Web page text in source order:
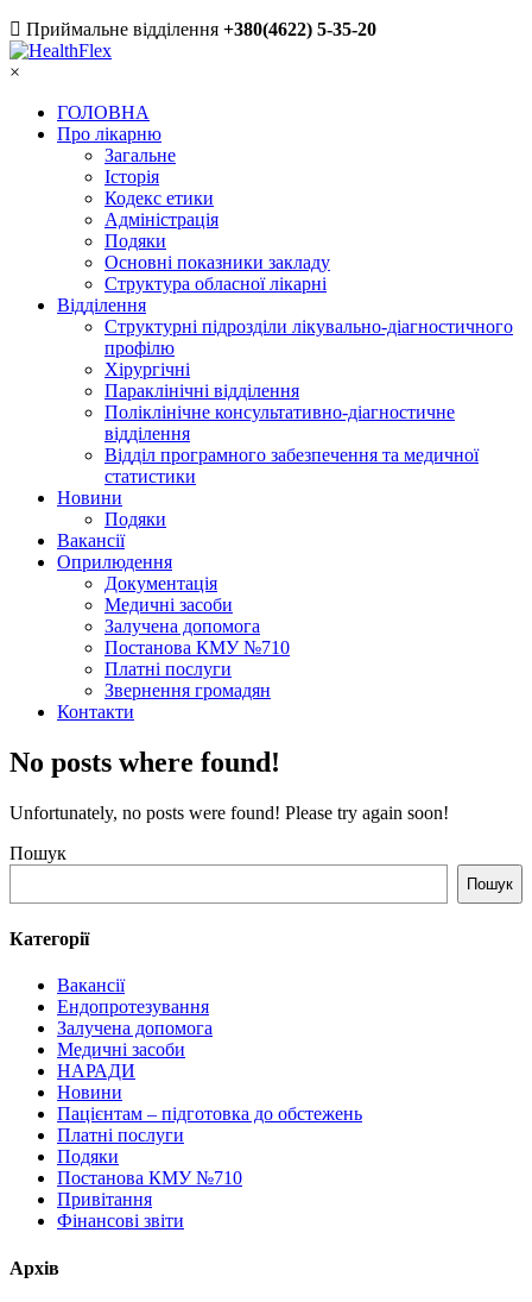
Приймальне відділення +380(4622) 5-35-20
×
ГОЛОВНА
Про лікарню
Загальне
Історія
Кодекс етики
Адміністрація
Подяки
Основні показники закладу
Структура обласної лікарні
Відділення
Структурні підрозділи лікувально-діагностичного
профілю
Хірургічні
Параклінічні відділення
Поліклінічне консультативно-діагностичне
відділення
Відділ програмного забезпечення та медичної
статистики
Новини
Подяки
Вакансії
Оприлюдення
Документація
Медичні засоби
Залучена допомога
Постанова КМУ №710
Платні послуги
Звернення громадян
Контакти
No posts where found!
Unfortunately, no posts were found! Please try again soon!
Пошук
Пошук
Категорії
Вакансії
Ендопротезування
Залучена допомога
Медичні засоби
НАРАДИ
Новини
Пацієнтам – підготовка до обстежень
Платні послуги
Подяки
Постанова КМУ №710
Привітання
Фінансові звіти
Архів